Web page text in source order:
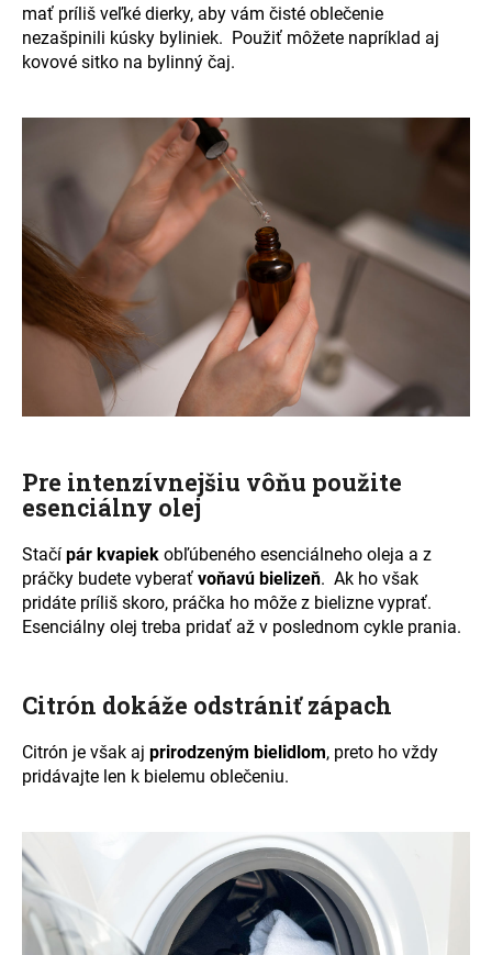
mať príliš veľké dierky, aby vám čisté oblečenie
nezašpinili kúsky byliniek. Použiť môžete napríklad aj
kovové sitko na bylinný čaj.
Pre intenzívnejšiu vôňu použite
esenciálny olej
Stačí pár kvapiek obľúbeného esenciálneho oleja a z
práčky budete vyberať voňavú bielizeň. Ak ho však
pridáte príliš skoro, práčka ho môže z bielizne vyprať.
Esenciálny olej treba pridať až v poslednom cykle prania.
Citrón dokáže odstrániť zápach
Citrón je však aj prirodzeným bielidlom, preto ho vždy
pridávajte len k bielemu oblečeniu.